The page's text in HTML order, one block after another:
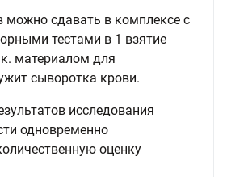
можно сдавать в комплексе с
тестами в 1 взятие
материалом для
сыворотка крови.
исследования
одновременно
оценку